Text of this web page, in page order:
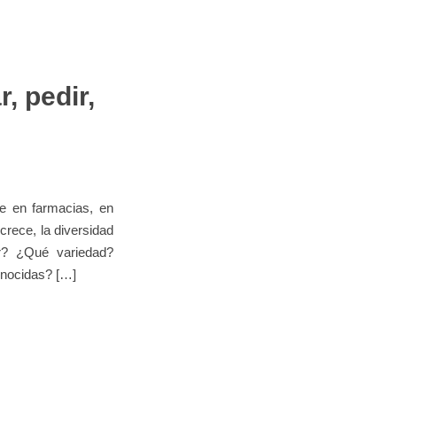
pedir,
en farmacias, en
la diversidad
¿Qué variedad?
[…]